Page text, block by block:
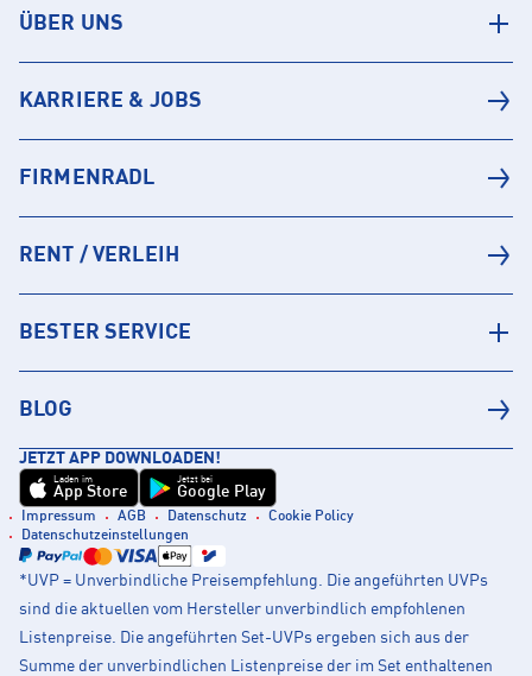
ÜBER UNS
KARRIERE & JOBS
FIRMENRADL
RENT / VERLEIH
BESTER SERVICE
BLOG
JETZT APP DOWNLOADEN!
Laden im
App Store
Jetzt bei
Google Play
Impressum AGB Datenschutz
Cookie Policy
Datenschutzeinstellungen
*UVP = Unverbindliche Preisempfehlung. Die angeführten UVPs
sind die aktuellen vom Hersteller unverbindlich empfohlenen
Listenpreise. Die angeführten Set-UVPs ergeben sich aus der
Summe der unverbindlichen Listenpreise der im Set enthaltenen